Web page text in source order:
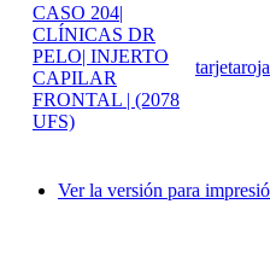
CASO 204|
CLÍNICAS DR
PELO| INJERTO
CAPILAR
FRONTAL | (2078
UFS)
tarjetaroja
Ver la versión para